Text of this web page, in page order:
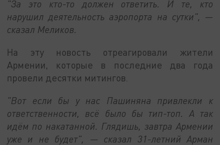
"За это кто-то должен ответить. И те, кто
нарушил деятельность аэропорта на сутки", —
сказал Меликов.
На эту новость отреагировали жители
Армении, которые в последние два года
провели десятки митингов.
"Вот если бы у нас Пашиняна привлекли к
ответственности, всё было бы тип-топ. А так
идём по накатанной. Глядишь, завтра Армении
уже и не будет", — сказал 31-летний Арман